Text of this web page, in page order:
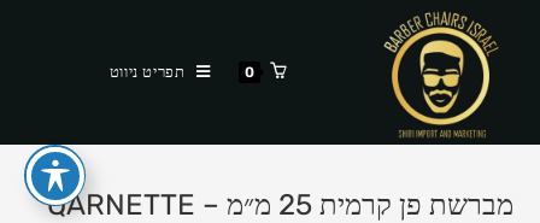
content
0 תפריט ניווט
מברשת פן קרמית 25 מ״מ – QARNETTE